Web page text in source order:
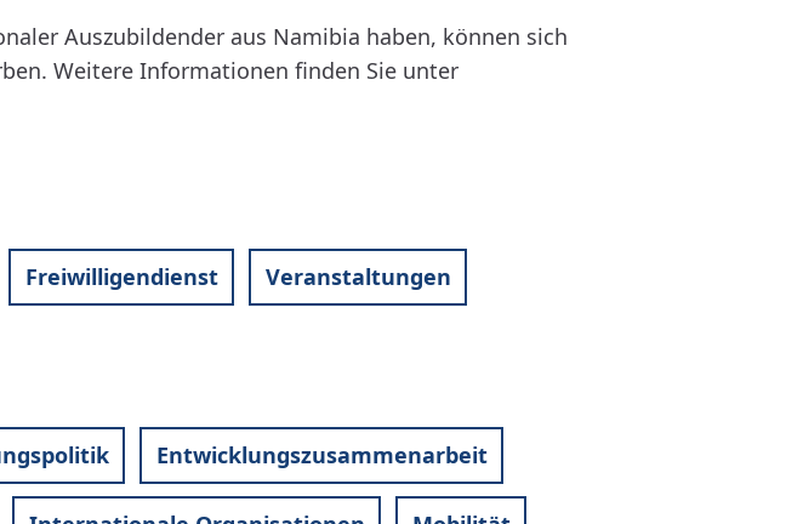
Auszubildender aus Namibia haben, können sich
Weitere Informationen finden Sie unter
Freiwilligendienst Veranstaltungen
Entwicklungszusammenarbeit